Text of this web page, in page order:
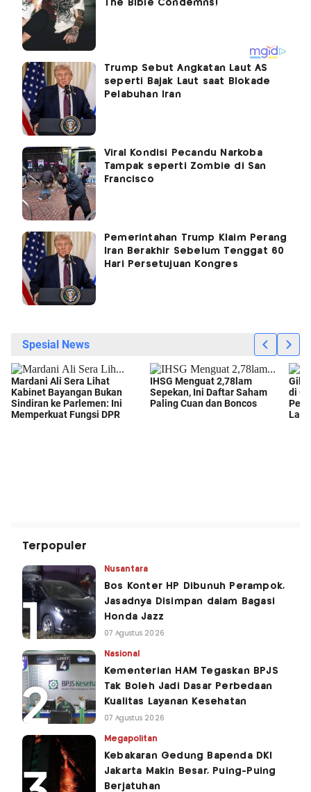
Trump Sebut Angkatan Laut AS
seperti Bajak Laut saat Blokade
Pelabuhan Iran
Viral Kondisi Pecandu Narkoba
Tampak seperti Zombie di San
Francisco
Pemerintahan Trump Klaim Perang
Iran Berakhir Sebelum Tenggat 60
Hari Persetujuan Kongres
Terpopuler
Nusantara
Bos Konter HP Dibunuh Perampok,
Jasadnya Disimpan dalam Bagasi
Honda Jazz
07 Agustus 2026
Nasional
Kementerian HAM Tegaskan BPJS
Tak Boleh Jadi Dasar Perbedaan
Kualitas Layanan Kesehatan
07 Agustus 2026
Megapolitan
Kebakaran Gedung Bapenda DKI
Jakarta Makin Besar, Puing-Puing
Berjatuhan